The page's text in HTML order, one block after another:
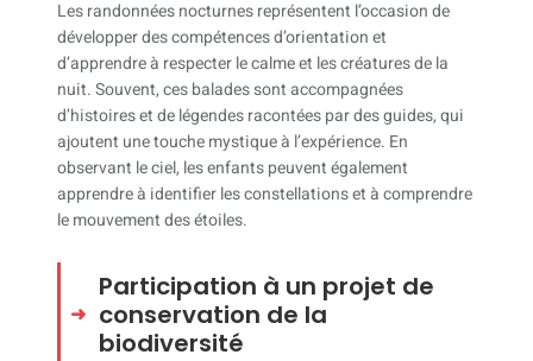
Les randonnées nocturnes représentent l’occasion de
développer des compétences d’orientation et
d’apprendre à respecter le calme et les créatures de la
nuit. Souvent, ces balades sont accompagnées
d’histoires et de légendes racontées par des guides, qui
ajoutent une touche mystique à l’expérience. En
observant le ciel, les enfants peuvent également
apprendre à identifier les constellations et à comprendre
le mouvement des étoiles.
Participation à un projet de
conservation de la
biodiversité